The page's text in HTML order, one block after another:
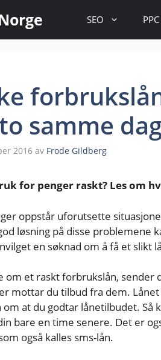
SEO PPC
samme
2016 av Frode Gildberg
for penger raskt? Les om
oppstår uforutsette
løsning på disse problemene
en søknad om å få et slikt
om et raskt forbrukslån,
mottar du tilbud fra dem.
om at du godtar lånetilbudet. Så
bare en time senere. Det er
også kalles sms-lån.